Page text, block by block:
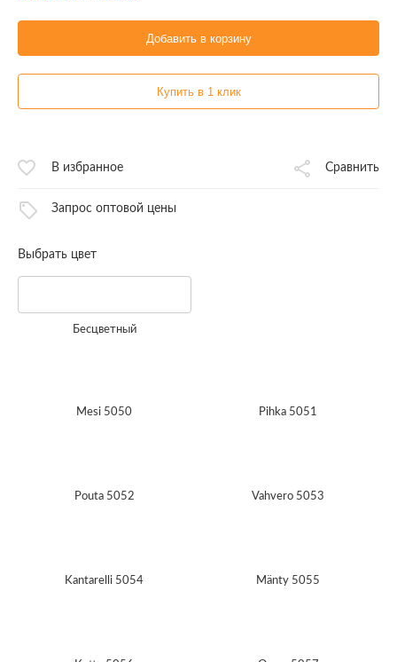
Добавить в корзину
Купить в 1 клик
В избранное Сравнить
Запрос оптовой цены
Выбрать цвет
Бесцветный
Mesi 5050 Pihka 5051
Pouta 5052 Vahvero 5053
Kantarelli 5054 Mänty 5055